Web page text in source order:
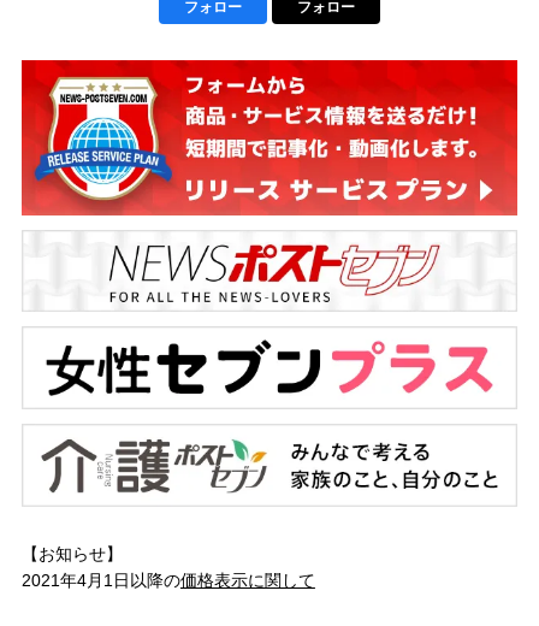
フォロー フォロー
【お知らせ】
2021年4月1日以降の価格表示に関して